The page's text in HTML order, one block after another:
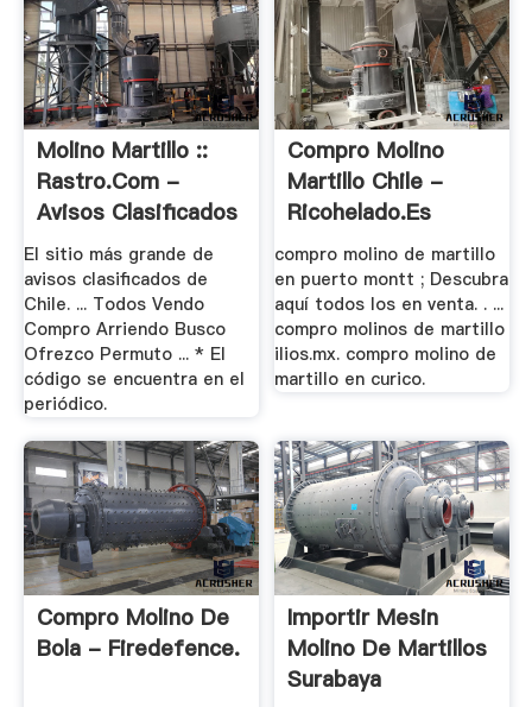
Molino Martillo ::
Rastro.Com -
Avisos Clasificados
.
El sitio más grande de
avisos clasificados de
Chile. ... Todos Vendo
Compro Arriendo Busco
Ofrezco Permuto ... * El
código se encuentra en el
periódico.
Compro Molino
Martillo Chile -
Ricohelado.es
compro molino de martillo
en puerto montt ; Descubra
aquí todos los en venta. . ...
compro molinos de martillo
ilios.mx. compro molino de
martillo en curico.
Compro Molino De
Bola - Firedefence.
Importir Mesin
Molino De Martillos
Surabaya